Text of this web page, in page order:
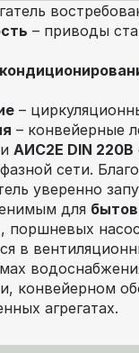
– приводы
–
– конвейерные
АИС2Е DIN 220В
сети.
уверенно
для
поршневых
в
конвейерном
агрегатах.